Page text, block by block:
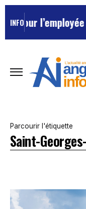
INFOl’employée
Parcourir l'étiquette
Saint-